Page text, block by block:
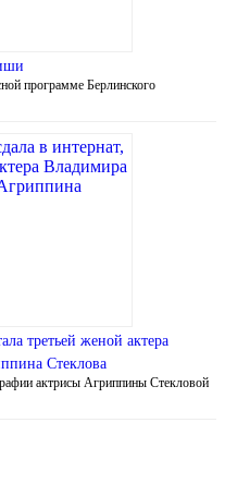
программе Берлинского
третьей женой актера
Стеклова
актрисы Агриппины Стекловой